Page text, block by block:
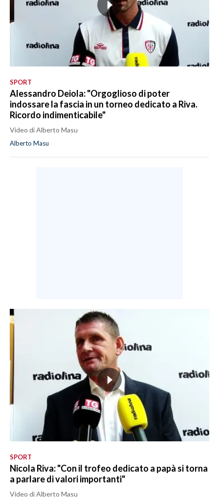
SPORT
Alessandro Deiola: "Orgoglioso di poter
indossare la fascia in un torneo dedicato a Riva.
Ricordo indimenticabile"
Video di Alberto Masu
Alberto Masu
SPORT
Nicola Riva: "Con il trofeo dedicato a papà si torna
a parlare di valori importanti"
Video di Alberto Masu